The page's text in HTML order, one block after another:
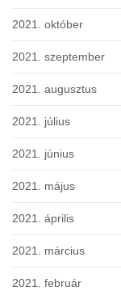
2021. október
2021. szeptember
2021. augusztus
2021. július
2021. június
2021. május
2021. április
2021. március
2021. február